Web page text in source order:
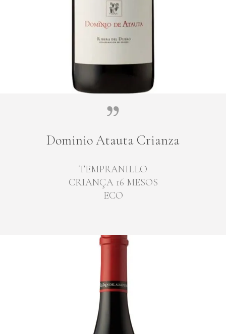
Dominio Atauta Crianza
TEMPRANILLO
CRIANÇA 16 MESOS
ECO